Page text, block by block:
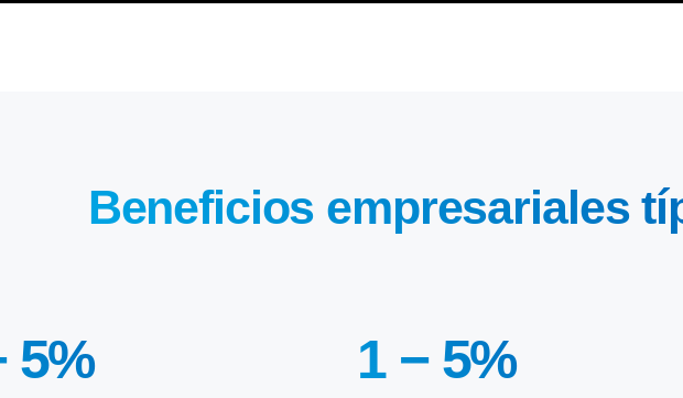
Beneficios empresariales
5% 1 − 5%